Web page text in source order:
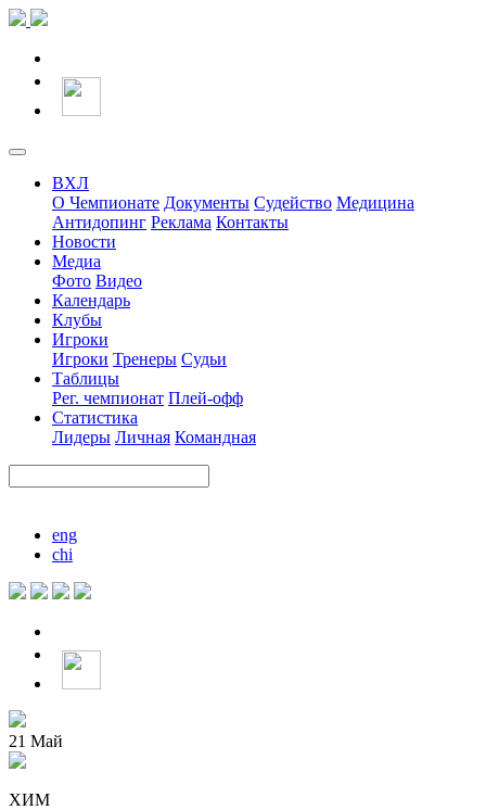
ВХЛ
О Чемпионате Документы Судейство Медицина
Антидопинг Реклама Контакты
Новости
Медиа
Фото Видео
Календарь
Клубы
Игроки
Игроки Тренеры Судьи
Таблицы
Рег. чемпионат Плей-офф
Статистика
Лидеры Личная Командная
eng
chi
21 Май
ХИМ